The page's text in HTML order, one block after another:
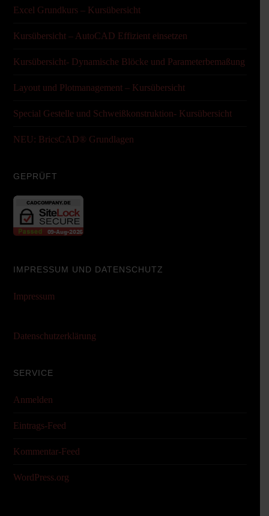
Excel Grundkurs – Kursübersicht
Kursübersicht – AutoCAD Effizient einsetzen
Kursübersicht- Dynamische Blöcke und Parameterbemaßung
Layout und Plotmanagement – Kursübersicht
Special Gestelle und Schweißkonstruktion- Kursübersicht
NEU: BricsCAD® Grundlagen
GEPRÜFT
IMPRESSUM UND DATENSCHUTZ
Impressum
Datenschutzerklärung
SERVICE
Anmelden
Eintrags-Feed
Kommentar-Feed
WordPress.org